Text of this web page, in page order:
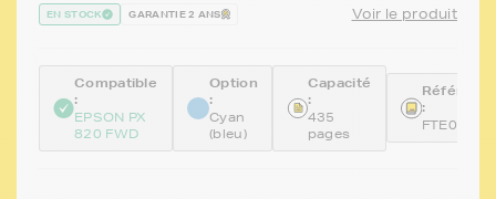
EN STOCK GARANTIE 2 ANS Voir le produit
Compatible
:
EPSON PX
820 FWD
Option
:
Cyan
(bleu)
Capacité
:
435
pages
:
FTE0802